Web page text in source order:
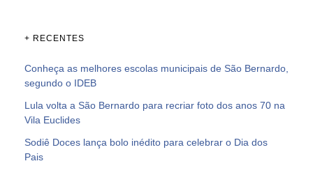
+ RECENTES
Conheça as melhores escolas municipais de São Bernardo,
segundo o IDEB
Lula volta a São Bernardo para recriar foto dos anos 70 na
Vila Euclides
Sodiê Doces lança bolo inédito para celebrar o Dia dos
Pais